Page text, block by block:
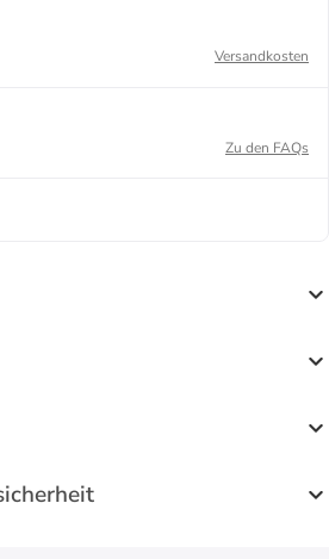
Versandkosten
Zu den FAQs